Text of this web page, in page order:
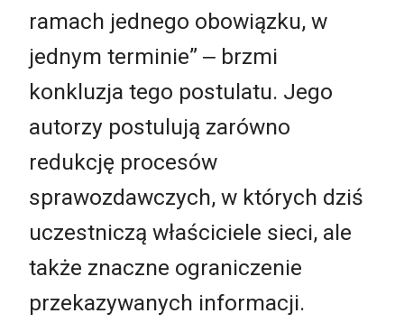
ramach jednego obowiązku, w
jednym terminie” ‒ brzmi
konkluzja tego postulatu. Jego
autorzy postulują zarówno
redukcję procesów
sprawozdawczych, w których dziś
uczestniczą właściciele sieci, ale
także znaczne ograniczenie
przekazywanych informacji.